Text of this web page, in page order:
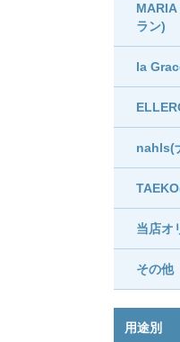
ラン)
la
nahls(
当店オ
その他
用途別